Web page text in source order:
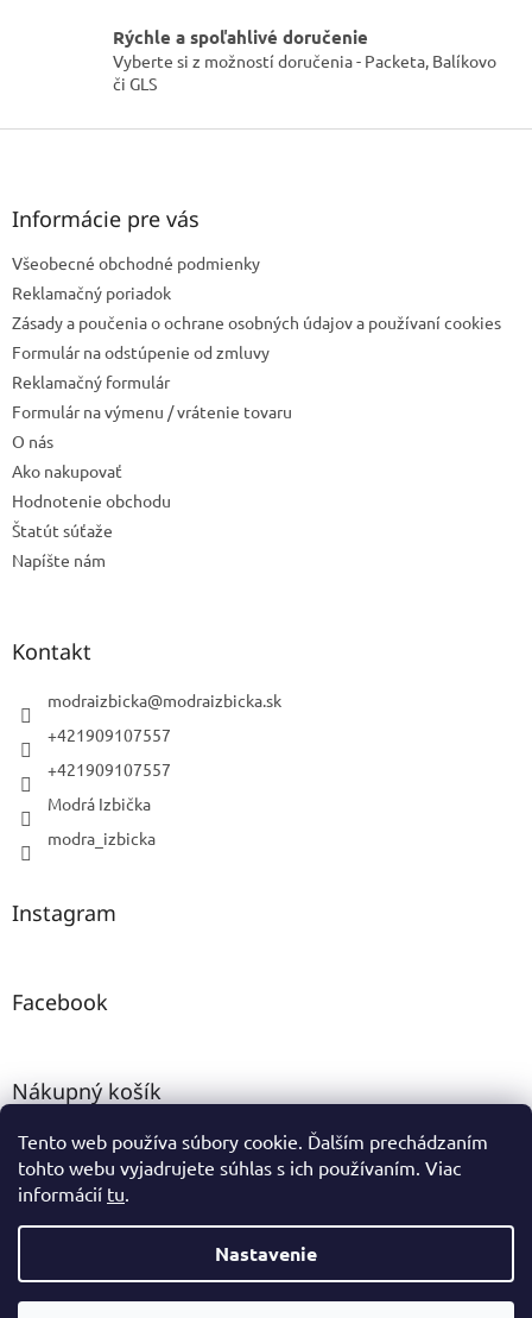
Tento web používa súbory cookie. Ďalším prechádzaním
tohto webu vyjadrujete súhlas s ich používaním. Viac
informácií tu.
Nastavenie
k
y
v
Rýchle a spoľahlivé doručenie
Vyberte si z možností doručenia - Packeta, Balíkovo
či GLS
Z
Informácie pre vás
Všeobecné obchodné podmienky
Reklamačný poriadok
Zásady a poučenia o ochrane osobných údajov a používaní cookies
Formulár na odstúpenie od zmluvy
Reklamačný formulár
Formulár na výmenu / vrátenie tovaru
O nás
Ako nakupovať
Hodnotenie obchodu
Štatút súťaže
Napíšte nám
Kontakt
modraizbicka@modraizbicka.sk
+421909107557
+421909107557
Modrá Izbička
modra_izbicka
Instagram
Facebook
Nákupný košík
0 KS /0 €
Copyright 2026www.modraizbicka.sk. Všetky práva vyhradené.